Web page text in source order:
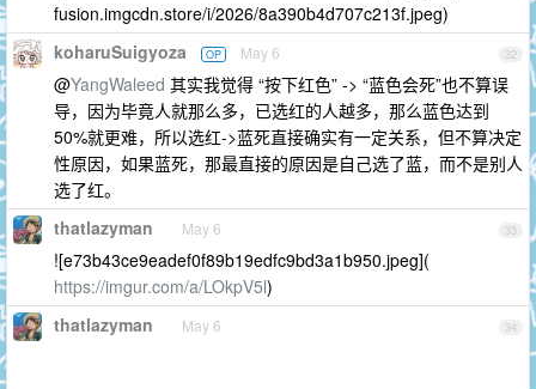
fusion.imgcdn.store/i/2026/8a390b4d707c213f.jpeg)
32
koharuSuigyoza OP May 6
@YangWaleed 其实我觉得 “按下红色” -> “蓝色会死”也不算误
导，因为毕竟人就那么多，已选红的人越多，那么蓝色达到
50%就更难，所以选红->蓝死直接确实有一定关系，但不算决定
性原因，如果蓝死，那最直接的原因是自己选了蓝，而不是别人
选了红。
33
thatlazyman May 6
![e73b43ce9eadef0f89b19edfc9bd3a1b950.jpeg](
https://imgur.com/a/LOkpV5l)
34
thatlazyman May 6